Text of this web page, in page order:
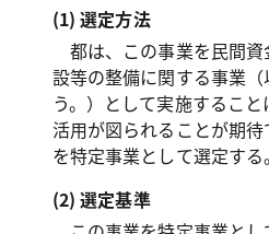
(1) 選定方法
都は、この事業を民間
設等の整備に関する事業
う。）として実施するこ
活用が図られることが期
を特定事業として選定する。
(2) 選定基準